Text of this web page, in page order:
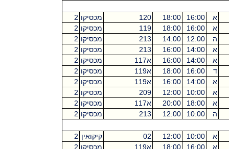
א 16:00
18:00
120 מכסיקו 2
א
16:00
18:00
119 מכסיקו 2
ה
12:00
14:00
213 מכסיקו 2
א
14:00
16:00
213 מכסיקו 2
א
14:00
16:00 א117 מכסיקו 2
ד
16:00
18:00 א119 מכסיקו 2
א
14:00
16:00 א119 מכסיקו 2
א
10:00
12:00
209 מכסיקו 2
א
18:00
20:00 א117 מכסיקו 2
ה
10:00
12:00
213 מכסיקו 2
א 10:00
12:00
02 קיקואין 2
א
16:00
18:00 א119 מכסיקו 2